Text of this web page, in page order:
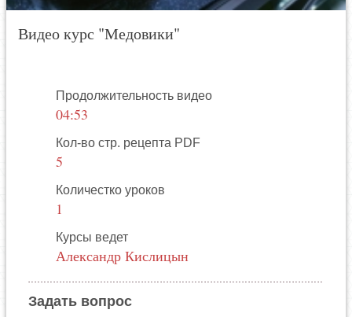
Видео курс "Медовики"
Продолжительность видео
04:53
Кол-во стр. рецепта PDF
5
Количестко уроков
1
Курсы ведет
Александр Кислицын
Задать вопрос